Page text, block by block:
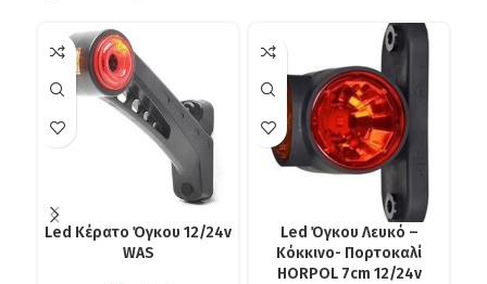
Led Κέρατο Όγκου 12/24v
WAS
Led Όγκου Λευκό –
Κόκκινο- Πορτοκαλί
HORPOL 7cm 12/24v